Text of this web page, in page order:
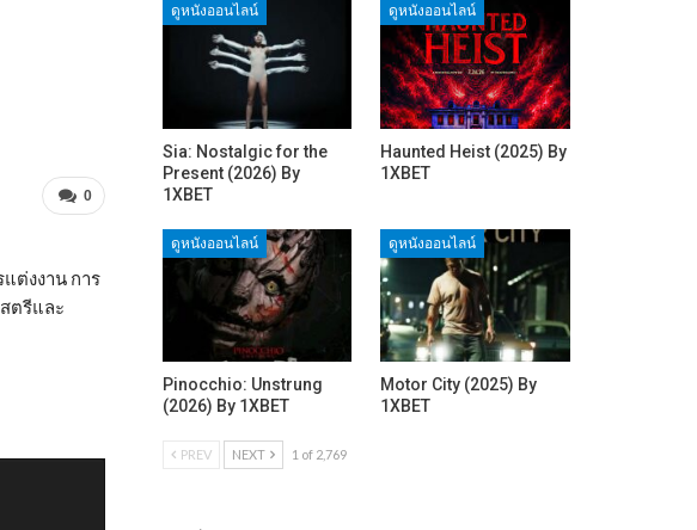
0
ต่งงาน การ
ตรีและ
ดูหนังออนไลน์
Sia: Nostalgic for the
Present (2026) By
1XBET
ดูหนังออนไลน์
Haunted Heist (2025) By
1XBET
ดูหนังออนไลน์
Pinocchio: Unstrung
(2026) By 1XBET
ดูหนังออนไลน์
Motor City (2025) By
1XBET
PREV NEXT 1 of 2,769